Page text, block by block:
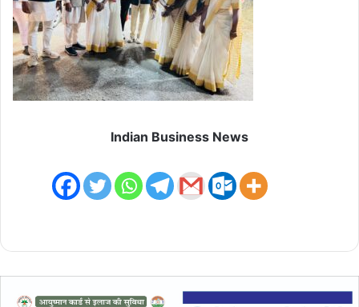
Indian Business News